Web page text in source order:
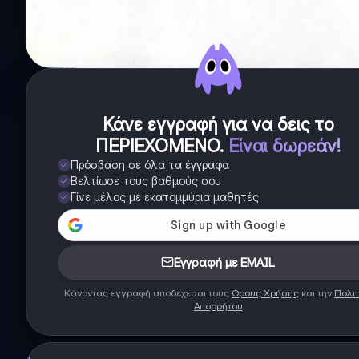
Κάνε εγγραφή για να δεις το
ΠΕΡΙΕΧΟΜΕΝΟ. Είναι δωρεάν!
Πρόσβαση σε όλα τα έγγραφα
Βελτίωσε τους βαθμούς σου
Γίνε μέλος με εκατομμύρια μαθητές
Εγγραφή με EMAIL
Κάνοντας εγγραφή αποδέχεσαι τους Όρους Χρήσης και την
Απορρήτου